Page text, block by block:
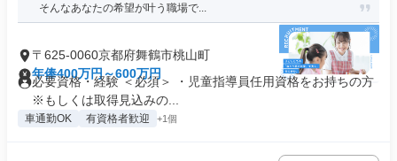
そんなあなたの希望が叶う職場で...
〒625-0060京都府舞鶴市桃山町
年俸400万円～600万円
必要資格・経験 ＜必須＞ ・児童指導員任用資格をお持ちの方
※もしくは取得見込みの...
車通勤OK 有資格者歓迎 +1個